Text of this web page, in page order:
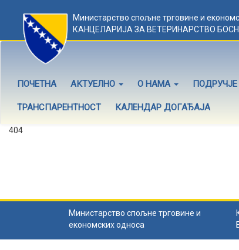
Министарство спољне трговине и
КАНЦЕЛАРИЈА ЗА ВЕТЕРИНАРСТВО
ПОЧЕТНА АКТУЕЛНО О НАМА
ТРАНСПАРЕНТНОСТ КАЛЕНДАР ДОГАЂАЈА
404
Министарство спољне трговине и
економских односа